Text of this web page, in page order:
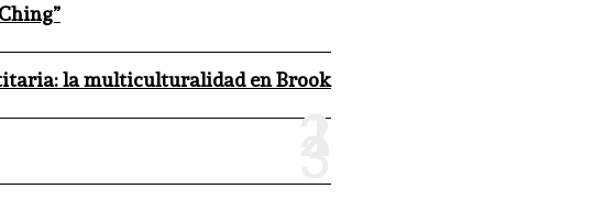
la multiculturalidad en Brook